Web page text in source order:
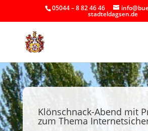
05044 – 8 82 46 46
stadteldagsen.de
Klönschnack-Abend mit
zum Thema